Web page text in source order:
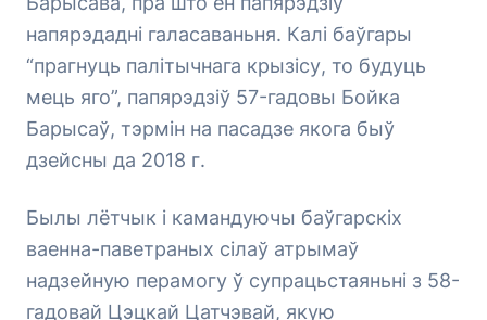
напярэдадні галасаваньня. Калі баўгары
“прагнуць палітычнага крызісу, то будуць
мець яго”, папярэдзіў 57-гадовы Бойка
Барысаў, тэрмін на пасадзе якога быў
дзейсны да 2018 г.
Былы лётчык і камандуючы баўгарскіх
ваенна-паветраных сілаў атрымаў
надзейную перамогу ў супрацьстаяньні з 58-
гадовай Цэцкай Цатчэвай, якую